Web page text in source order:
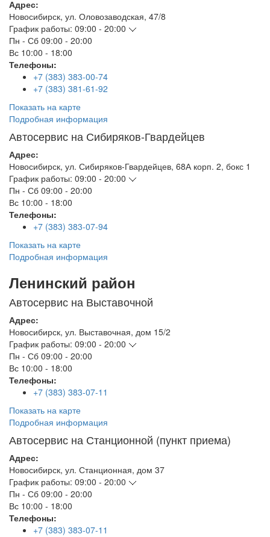
Адрес:
Новосибирск, ул. Оловозаводская, 47/8
График работы: 09:00 - 20:00
Пн - Сб 09:00 - 20:00
Вс 10:00 - 18:00
Телефоны:
+7 (383) 383-00-74
+7 (383) 381-61-92
Показать на карте
Подробная информация
Автосервис на Сибиряков-Гвардейцев
Адрес:
Новосибирск, ул. Сибиряков-Гвардейцев, 68А корп. 2, бокс 1
График работы: 09:00 - 20:00
Пн - Сб 09:00 - 20:00
Вс 10:00 - 18:00
Телефоны:
+7 (383) 383-07-94
Показать на карте
Подробная информация
Ленинский район
Автосервис на Выставочной
Адрес:
Новосибирск, ул. Выставочная, дом 15/2
График работы: 09:00 - 20:00
Пн - Сб 09:00 - 20:00
Вс 10:00 - 18:00
Телефоны:
+7 (383) 383-07-11
Показать на карте
Подробная информация
Автосервис на Станционной (пункт приема)
Адрес:
Новосибирск, ул. Станционная, дом 37
График работы: 09:00 - 20:00
Пн - Сб 09:00 - 20:00
Вс 10:00 - 18:00
Телефоны:
+7 (383) 383-07-11